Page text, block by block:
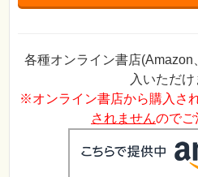
各種オンライン書店
入いただけ
※オンライン書店から購入さ
されませんのでご